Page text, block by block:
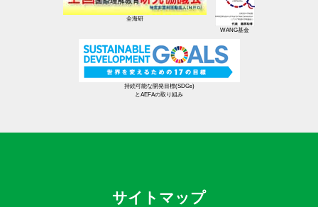
全海研
WANG基金
持続可能な開発目標(SDGs)
とAEFAの取り組み
サイトマップ